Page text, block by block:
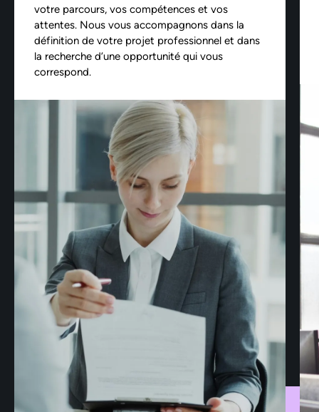
votre parcours, vos compétences et vos
attentes. Nous vous accompagnons dans la
définition de votre projet professionnel et dans
la recherche d’une opportunité qui vous
correspond.